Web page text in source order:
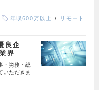
年収600万以上
リモート
良企
界
・労務・総
いただきま